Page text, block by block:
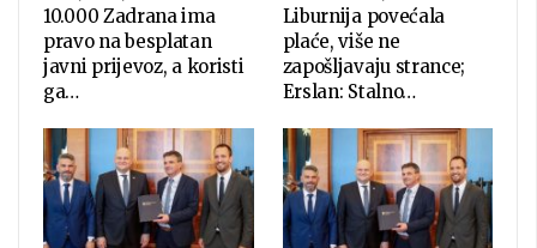
10.000 Zadrana ima
pravo na besplatan
javni prijevoz, a koristi
ga…
Liburnija povećala
plaće, više ne
zapošljavaju strance;
Erslan: Stalno…